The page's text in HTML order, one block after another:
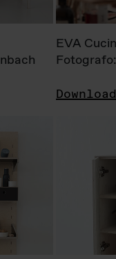
EVA
Download